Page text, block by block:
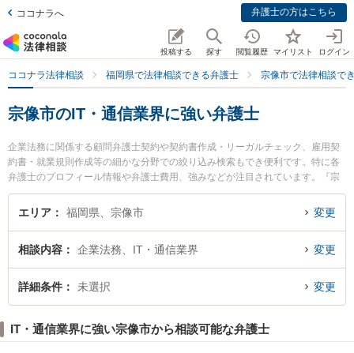
ココナラへ 弁護士の方はこちら
投稿する 探す 閲覧履歴 マイリスト ログイン
ココナラ法律相談 福岡県で法律相談できる弁護士 宗像市で法律相談で
宗像市のIT・通信業界に強い弁護士
企業法務に関係する顧問弁護士契約や契約書作成・リーガルチェック、雇用契
約書・就業規則作成等の細かな分野での絞り込み検索もでき便利です。特に各
弁護士のプロフィール情報や弁護士費用、強みなどが注目されています。『宗
像市で土日や夜間に発生したIT・通信業界のトラブルを今すぐに弁護士に相談
したい』『IT・通信業界のトラブル解決の実績豊富な近くの弁護士を検索した
エリア 福岡県、宗像市 変更
相談内容 企業法務、IT・通信業界 変更
詳細条件 未選択 変更
IT・通信業界に強い宗像市から相談可能な弁護士